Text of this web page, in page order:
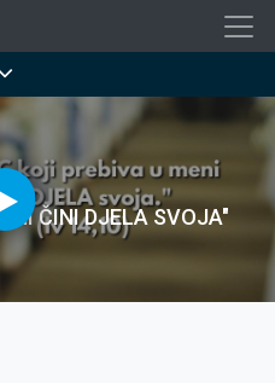
ČINI DJELA SVOJA"